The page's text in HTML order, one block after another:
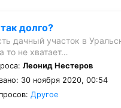
долго?
дачный участок в
то не хватает…
Леонид Нестеров
30 ноября 2020, 00:54
Другое